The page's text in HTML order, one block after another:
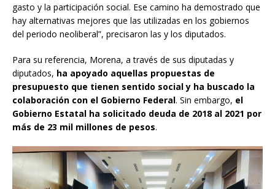
gasto y la participación social. Ese camino ha demostrado que
hay alternativas mejores que las utilizadas en los gobiernos
del periodo neoliberal”, precisaron las y los diputados.
Para su referencia, Morena, a través de sus diputadas y
diputados, ha apoyado aquellas propuestas de
presupuesto que tienen sentido social y ha buscado la
colaboración con el Gobierno Federal. Sin embargo, el
Gobierno Estatal ha solicitado deuda de 2018 al 2021 por
más de 23 mil millones de pesos.